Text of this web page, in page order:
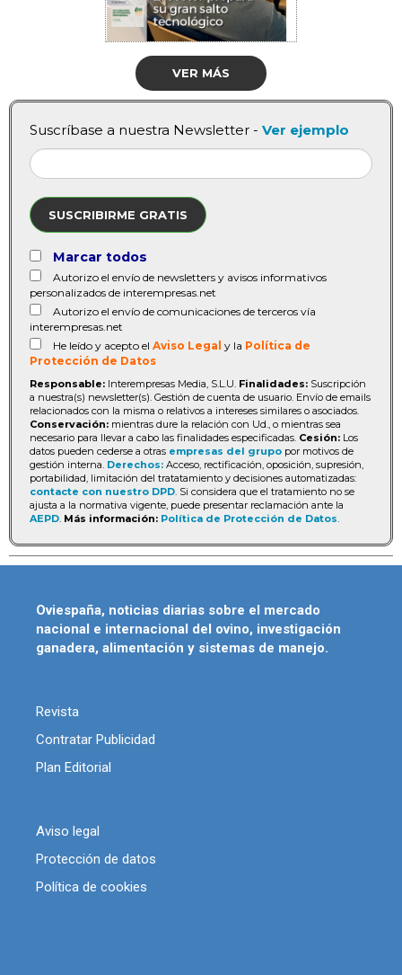
VER MÁS
Suscríbase a nuestra Newsletter - Ver ejemplo
SUSCRIBIRME GRATIS
Marcar todos
Autorizo el envío de newsletters y avisos informativos
personalizados de interempresas.net
Autorizo el envío de comunicaciones de terceros vía
interempresas.net
He leído y acepto el Aviso Legal y la Política de
Protección de Datos
Responsable: Interempresas Media, S.L.U. Finalidades: Suscripción
a nuestra(s) newsletter(s). Gestión de cuenta de usuario. Envío de emails
relacionados con la misma o relativos a intereses similares o asociados.
Conservación: mientras dure la relación con Ud., o mientras sea
necesario para llevar a cabo las finalidades especificadas. Cesión: Los
datos pueden cederse a otras empresas del grupo por motivos de
gestión interna. Derechos: Acceso, rectificación, oposición, supresión,
portabilidad, limitación del tratatamiento y decisiones automatizadas:
contacte con nuestro DPD . Si considera que el tratamiento no se
ajusta a la normativa vigente, puede presentar reclamación ante la
AEPD Más información: Política de Protección de Datos
Oviespaña, noticias diarias sobre el mercado
nacional e internacional del ovino, investigación
ganadera, alimentación y sistemas de manejo.
Revista
Contratar Publicidad
Plan Editorial
Aviso legal
Protección de datos
Política de cookies